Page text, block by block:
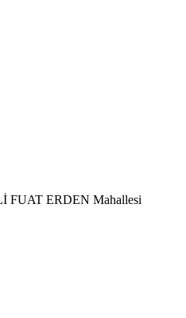
FUAT ERDEN Mahallesi